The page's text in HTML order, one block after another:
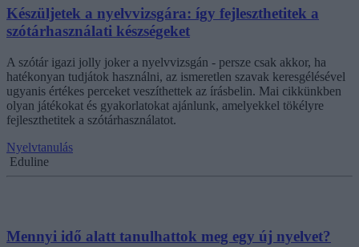
Készüljetek a nyelvvizsgára: így fejleszthetitek a
szótárhasználati készségeket
A szótár igazi jolly joker a nyelvvizsgán - persze csak akkor, ha
hatékonyan tudjátok használni, az ismeretlen szavak keresgélésével
ugyanis értékes perceket veszíthettek az írásbelin. Mai cikkünkben
olyan játékokat és gyakorlatokat ajánlunk, amelyekkel tökélyre
fejleszthetitek a szótárhasználatot.
Nyelvtanulás
Eduline
Mennyi idő alatt tanulhattok meg egy új nyelvet?